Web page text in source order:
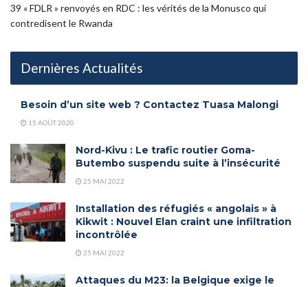
39 « FDLR » renvoyés en RDC : les vérités de la Monusco qui
contredisent le Rwanda
Dernières Actualités
Besoin d’un site web ? Contactez Tuasa Malongi
15 AOÛT 2020
Nord-Kivu : Le trafic routier Goma-
Butembo suspendu suite à l’insécurité
25 MAI 2022
Installation des réfugiés « angolais » à
Kikwit : Nouvel Elan craint une infiltration
incontrôlée
25 MAI 2022
Attaques du M23: la Belgique exige le